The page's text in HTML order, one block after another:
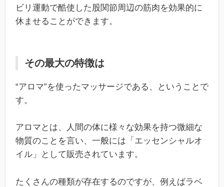
ビリ運動で酷使した股関節周辺の筋肉を効果的に
休ませることができます。
その最大の特徴は
“アロマ”を使ったマッサージである、ということで
す。
アロマとは、人間の体に様々な効果を持つ微細な
物質のことを言い、一般には「エッセンシャルオ
イル」として販売されています。
たくさんの種類が存在するのですが、例えばラベ